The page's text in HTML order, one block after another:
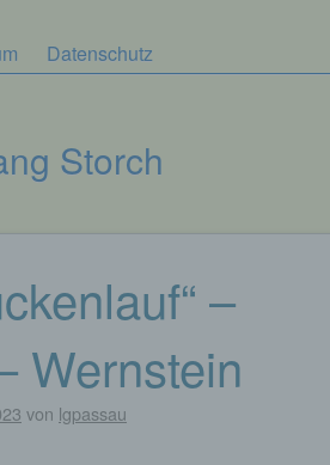
Datenschutz
Storch
–
Wernstein
von lgpassau